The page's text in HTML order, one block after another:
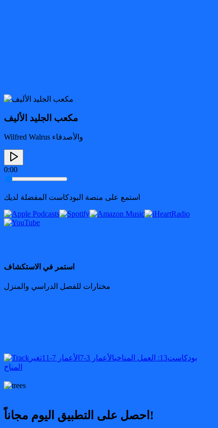
مكعب الجليد الأليف
Wilfred Walrus والأصدقاء
0:00
استمع على منصة البودكاست المفضلة لديك
استمر في الاستكشاف
مختارات للفصل الدراسي والمنزل
بودكاست13: العمل المناخي الأعمار 3-7 الأعمار 7-11
تغير
المناخ
احصل على التطبيق اليوم مجاناً!